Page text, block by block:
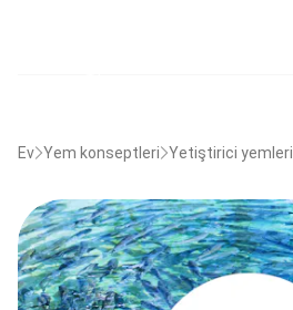
Ev Yem konseptleri Yetiştirici yemleri